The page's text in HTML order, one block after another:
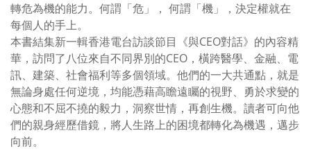
轉危為機的能力。何謂「危」， 何謂「機」，決定權就在
每個人的手上。
本書結集新一輯香港電台訪談節目《與CEO對話》的內容精
華，訪問了八位來自不同界別的CEO，橫跨醫學、金融、電
訊、建築、社會福利等多個領域。他們的一大共通點，就是
無論身處任何逆境，均能憑藉高瞻遠矚的視野、勇於求變的
心態和不屈不撓的毅力，洞察世情，再創生機。讀者可向他
們的親身經歷借鏡，將人生路上的困境都轉化為機遇，邁步
向前。